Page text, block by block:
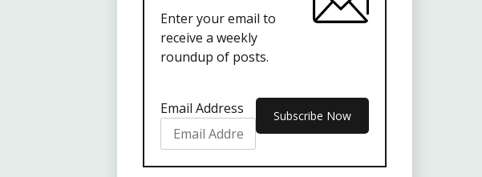
Enter your email to
receive a weekly
roundup of posts.
Email Address